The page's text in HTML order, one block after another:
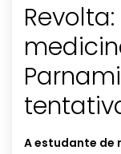
A estudante de